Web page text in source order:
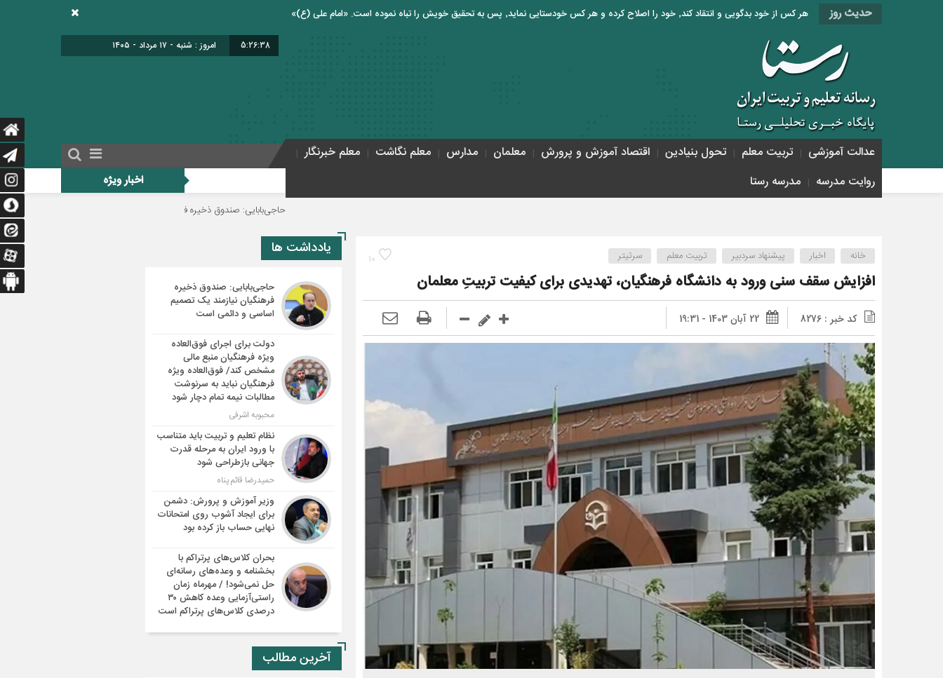
حدیث روز هر کس از خود بدگویی و انتقاد کند٬ خود را اصلاح کرده و هر کس خودستایی نماید٬ پس به تحقیق خویش را تباه نموده است. «امام علی (ع)»
5:26:38 امروز : شنبه - ۱۷ مرداد - ۱۴۰۵
عدالت آموزشی تربیت معلم تحول بنیادین اقتصاد آموزش و پرورش معلمان مدارس معلم نگاشت
معلم خبرنگار
روایت مدرسه
مدرسه رستا اخبار ویژه
حاجی‌بابایی: صندوق ذخیره فرهنگیان نیازمند یک تصمیم اساسی و دائمی است دولت
10 خانه اخبار پیشنهاد سردبیر تربیت معلم سرتیتر
افزایش سقف سنی ورود به دانشگاه فرهنگیان، تهدیدی برای کیفیت تربیتِ معلمان
کد خبر : 8276 22 آبان 1403 - 19:31
یادداشت ها
حاجی‌بابایی: صندوق ذخیره
فرهنگیان نیازمند یک تصمیم
اساسی و دائمی است
دولت برای اجرای فوق‌العاده
ویژه فرهنگیان منبع مالی
مشخص کند/ فوق‌العاده ویژه
فرهنگیان نباید به سرنوشت
مطالبات نیمه‌ تمام دچار شود
محبوبه اشرفی
نظام تعلیم و تربیت باید متناسب
با ورود ایران به مرحله قدرت
جهانی بازطراحی شود
حمیدرضا قائم پناه
وزیر آموزش و پرورش: دشمن
برای ایجاد آشوب روی امتحانات
نهایی حساب باز کرده بود
بحران کلاس‌های پرتراکم با
بخشنامه و وعده‌های رسانه‌ای
حل نمی‌شود! / مهرماه زمان
راستی‌آزمایی وعده کاهش ۳۰
درصدی کلاس‌های پرتراکم است
آخرین مطالب